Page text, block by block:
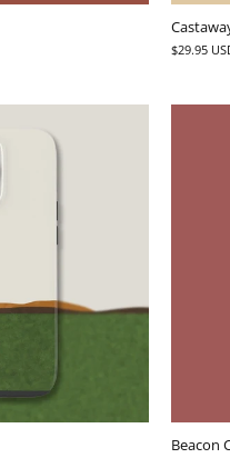
$29.95
Beacon